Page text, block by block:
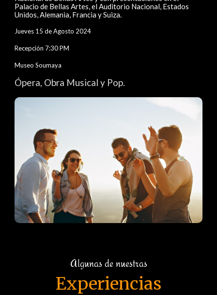
Palacio de Bellas Artes, el Auditorio Nacional, Estados
Unidos, Alemania, Francia y Suiza.
Jueves 15 de Agosto 2024
Recepción 7:30 PM
Museo Soumaya
Ópera, Obra Musical y Pop.
Algunas de nuestras
Experiencias